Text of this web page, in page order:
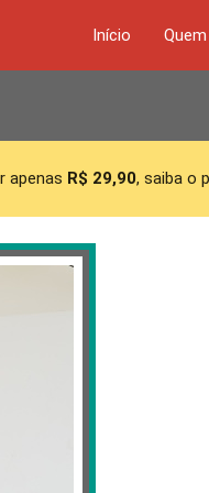
Início
apenas R$ 29,90, saiba o